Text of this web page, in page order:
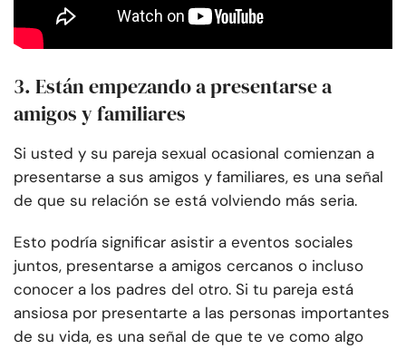
3. Están empezando a presentarse a
amigos y familiares
Si usted y su pareja sexual ocasional comienzan a
presentarse a sus amigos y familiares, es una señal
de que su relación se está volviendo más seria.
Esto podría significar asistir a eventos sociales
juntos, presentarse a amigos cercanos o incluso
conocer a los padres del otro. Si tu pareja está
ansiosa por presentarte a las personas importantes
de su vida, es una señal de que te ve como algo